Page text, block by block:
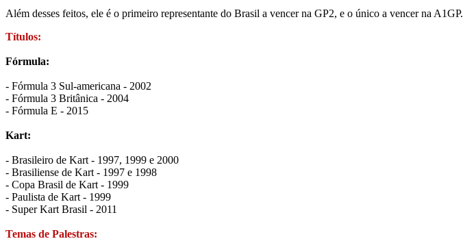
Além desses feitos, ele é o primeiro representante do Brasil a vencer na GP2, e o único a vencer na A1GP.
Títulos:
Fórmula:
- Fórmula 3 Sul-americana - 2002
- Fórmula 3 Britânica - 2004
- Fórmula E - 2015
Kart:
- Brasileiro de Kart - 1997, 1999 e 2000
- Brasiliense de Kart - 1997 e 1998
- Copa Brasil de Kart - 1999
- Paulista de Kart - 1999
- Super Kart Brasil - 2011
Temas de Palestras: